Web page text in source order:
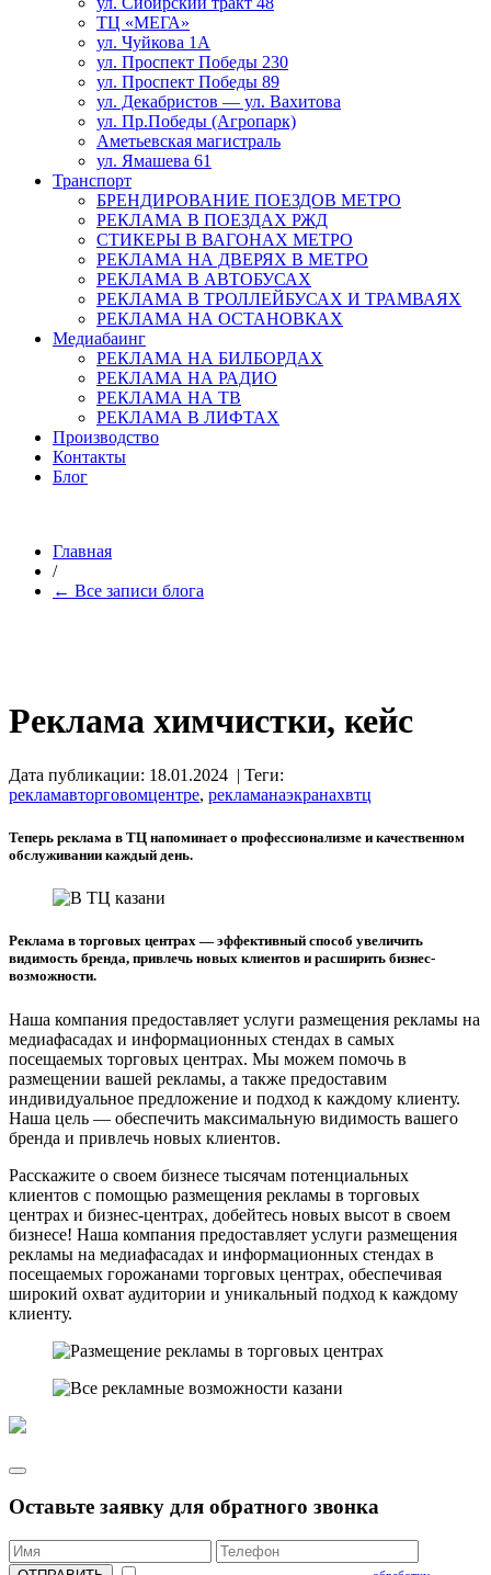
ТЦ «МЕГА»
ул. Чуйкова 1А
ул. Проспект Победы 230
ул. Проспект Победы 89
ул. Декабристов — ул. Вахитова
ул. Пр.Победы (Агропарк)
Аметьевская магистраль
ул. Ямашева 61
Транспорт
БРЕНДИРОВАНИЕ ПОЕЗДОВ МЕТРО
РЕКЛАМА В ПОЕЗДАХ РЖД
СТИКЕРЫ В ВАГОНАХ МЕТРО
РЕКЛАМА НА ДВЕРЯХ В МЕТРО
РЕКЛАМА В АВТОБУСАХ
РЕКЛАМА В ТРОЛЛЕЙБУСАХ И ТРАМВАЯХ
РЕКЛАМА НА ОСТАНОВКАХ
Медиабаинг
РЕКЛАМА НА БИЛБОРДАХ
РЕКЛАМА НА РАДИО
РЕКЛАМА НА ТВ
РЕКЛАМА В ЛИФТАХ
Производство
Контакты
Блог
Главная
/
← Все записи блога
Реклама химчистки, кейс
Дата публикации: 18.01.2024 | Теги:
рекламавторговомцентре, рекламанаэкранахвтц
Теперь реклама в ТЦ напоминает о профессионализме и качественном
обслуживании каждый день.
Реклама в торговых центрах — эффективный способ увеличить
видимость бренда, привлечь новых клиентов и расширить бизнес-
возможности.
Наша компания предоставляет услуги размещения рекламы на
медиафасадах и информационных стендах в самых
посещаемых торговых центрах. Мы можем помочь в
размещении вашей рекламы, а также предоставим
индивидуальное предложение и подход к каждому клиенту.
Наша цель — обеспечить максимальную видимость вашего
бренда и привлечь новых клиентов.
Расскажите о своем бизнесе тысячам потенциальных
клиентов с помощью размещения рекламы в торговых
центрах и бизнес-центрах, добейтесь новых высот в своем
бизнесе! Наша компания предоставляет услуги размещения
рекламы на медиафасадах и информационных стендах в
посещаемых горожанами торговых центрах, обеспечивая
широкий охват аудитории и уникальный подход к каждому
клиенту.
Оставьте заявку для обратного звонка